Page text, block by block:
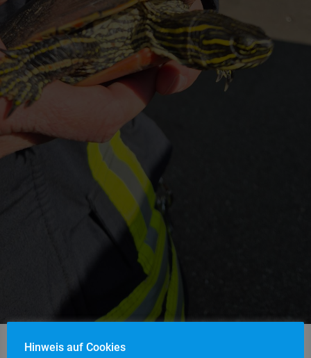
Hinweis auf Cookies